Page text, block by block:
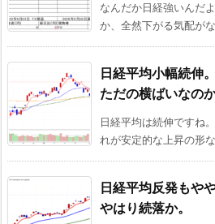
なんだか日経強いんだ
か、全然下がる気配が
日経平均小幅続伸
ただの横ばいなのか
日経平均は続伸ですね
れが安定的な上昇の形
日経平均反発もや
やはり続落か。